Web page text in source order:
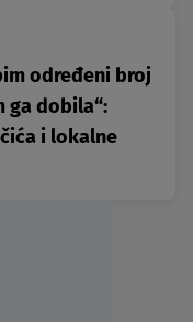
određeni broj
ga dobila“:
i lokalne